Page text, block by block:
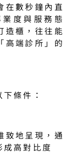
在數秒鐘內直
度與服務態
造櫃，往往能
高端診所」的
條件：
地呈現，通
高對比度